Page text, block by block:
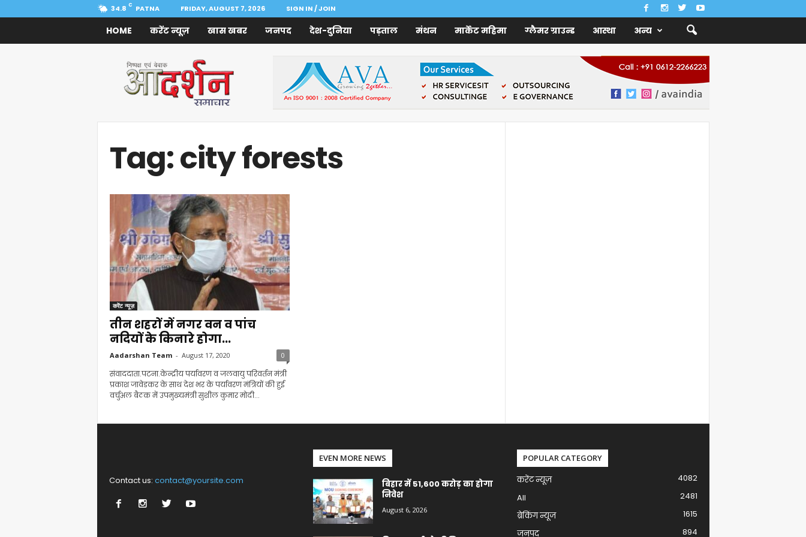
34.8 C PATNA FRIDAY, AUGUST 7, 2026 SIGN IN / JOIN
HOME करेंट न्यूज़ खास खबर जनपद देश-दुनिया पड़ताल मंथन मार्केट महिमा ग्लैमर ग्राउन्ड आस्था अन्य
Samachar
Tag: city forests
करेंट न्यूज़
तीन शहरों में नगर वन व पांच
नदियों के किनारे होगा...
Aadarshan Team - August 17, 2020 0
संवाददाता.पटना.केन्द्रीय पर्यावरण व जलवायु परिवर्तन मंत्री
प्रकाश जावेडकर के साथ देश भर के पर्यावरण मंत्रियों की हुई
वर्चुअल बैठक में उपमुख्यमंत्री सुशील कुमार मोदी...
Contact us: contact@yoursite.com
EVEN MORE NEWS
बिहार में 51,600 करोड़ का होगा
निवेश
August 6, 2026
POPULAR CATEGORY
करेंट न्यूज़
4082
All
2481
ब्रेकिंग न्यूज
1615
जनपद
894